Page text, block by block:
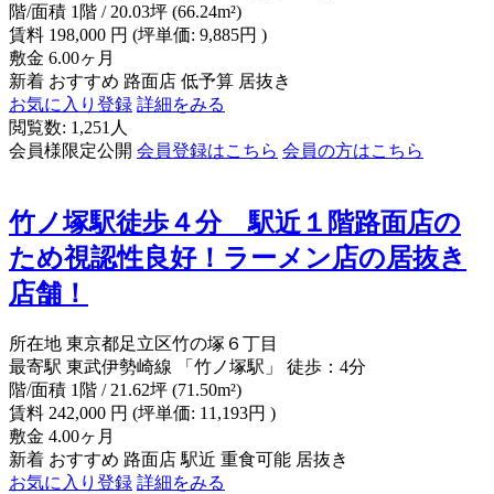
階/面積 1階 / 20.03坪 (66.24m²)
賃料 198,000 円 (坪単価: 9,885円 )
敷金 6.00ヶ月
新着 おすすめ 路面店 低予算 居抜き
お気に入り登録 詳細をみる
閲覧数: 1,251人
会員様限定公開 会員登録はこちら 会員の方はこちら
竹ノ塚駅徒歩４分 駅近１階路面店の
ため視認性良好！ラーメン店の居抜き
店舗！
所在地 東京都足立区竹の塚６丁目
最寄駅 東武伊勢崎線 「竹ノ塚駅」 徒歩：4分
階/面積 1階 / 21.62坪 (71.50m²)
賃料 242,000 円 (坪単価: 11,193円 )
敷金 4.00ヶ月
新着 おすすめ 路面店 駅近 重食可能 居抜き
お気に入り登録 詳細をみる